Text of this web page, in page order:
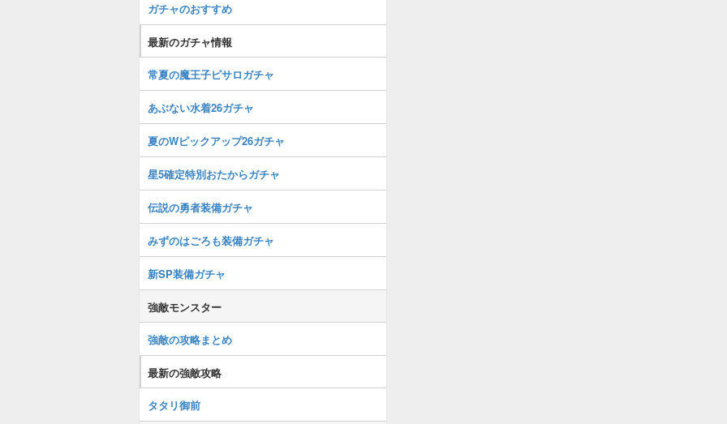
ガチャのおすすめ
最新のガチャ情報
常夏の魔王子ピサロガチャ
あぶない水着26ガチャ
夏のWピックアップ26ガチャ
星5確定特別おたからガチャ
伝説の勇者装備ガチャ
みずのはごろも装備ガチャ
新SP装備ガチャ
強敵モンスター
強敵の攻略まとめ
最新の強敵攻略
タタリ御前